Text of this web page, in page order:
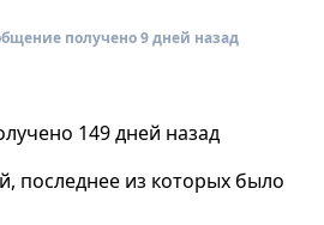
получено 9 дней назад
149 дней назад
последнее из которых было